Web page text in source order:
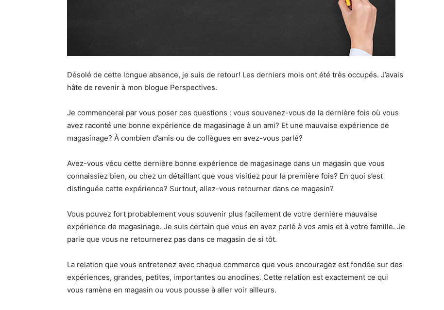
Désolé de cette longue absence, je suis de retour! Les derniers mois ont été très occupés. J’avais
hâte de revenir à mon blogue Perspectives.
Je commencerai par vous poser ces questions : vous souvenez-vous de la dernière fois où vous
avez raconté une bonne expérience de magasinage à un ami? Et une mauvaise expérience de
magasinage? À combien d’amis ou de collègues en avez-vous parlé?
Avez-vous vécu cette dernière bonne expérience de magasinage dans un magasin que vous
connaissiez bien, ou chez un détaillant que vous visitiez pour la première fois? En quoi s’est
distinguée cette expérience? Surtout, allez-vous retourner dans ce magasin?
Vous pouvez fort probablement vous souvenir plus facilement de votre dernière mauvaise
expérience de magasinage. Je suis certain que vous en avez parlé à vos amis et à votre famille. Je
parie que vous ne retournerez pas dans ce magasin de si tôt.
La relation que vous entretenez avec chaque commerce que vous encouragez est fondée sur des
expériences, grandes, petites, importantes ou anodines. Cette relation est exactement ce qui
vous ramène en magasin ou vous pousse à aller voir ailleurs.